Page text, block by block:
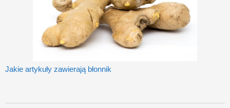
Jakie artykuły zawierają błonnik